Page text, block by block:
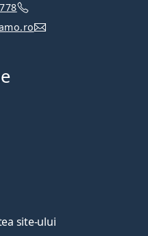
site-ului